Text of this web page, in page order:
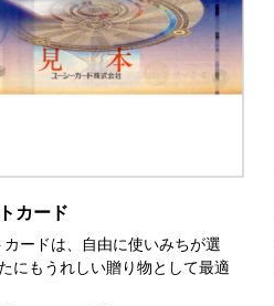
カード
カードは、自由に使いみちが選
にもうれしい贈り物として最適